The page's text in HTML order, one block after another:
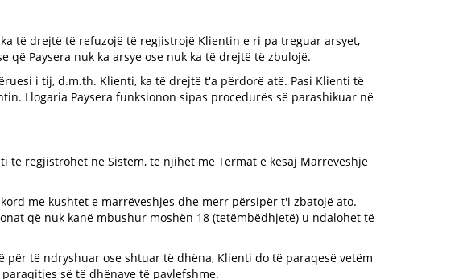
të drejtë të refuzojë të regjistrojë Klientin e ri pa treguar arsyet,
Paysera nuk ka arsye ose nuk ka të drejtë të zbulojë.
i tij, d.m.th. Klienti, ka të drejtë t'a përdorë atë. Pasi Klienti të
Llogaria Paysera funksionon sipas procedurës së parashikuar në
regjistrohet në Sistem, të njihet me Termat e kësaj Marrëveshje
me kushtet e marrëveshjes dhe merr përsipër t'i zbatojë ato.
që nuk kanë mbushur moshën 18 (tetëmbëdhjetë) u ndalohet të
të ndryshuar ose shtuar të dhëna, Klienti do të paraqesë vetëm
së të dhënave të pavlefshme.